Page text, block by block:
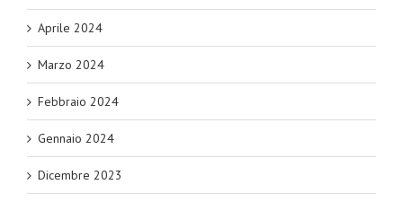
Aprile 2024
Marzo 2024
Febbraio 2024
Gennaio 2024
Dicembre 2023